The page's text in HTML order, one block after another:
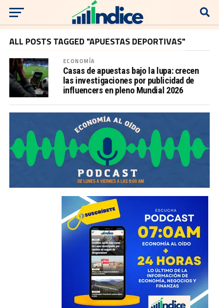
ALL POSTS TAGGED "APUESTAS DEPORTIVAS"
ECONOMÍA
Casas de apuestas bajo la lupa: crecen
las investigaciones por publicidad de
influencers en pleno Mundial 2026